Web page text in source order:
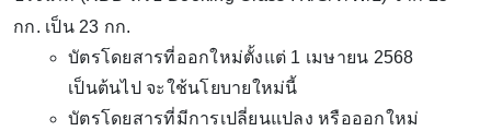
กก. เป็น 23 กก.
บัตรโดยสารที่ออกใหม่ตั้งแต่ 1 เมษายน 2568
เป็นต้นไป จะใช้นโยบายใหม่นี้
บัตรโดยสารที่มีการเปลี่ยนแปลง หรือออกใหม่